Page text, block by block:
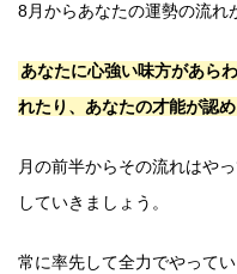
8月からあなたの運勢の流れ
あなたに心強い味方があら
れたり、あなたの才能が認
月の前半からその流れはや
していきましょう。
常に率先して全力でやって